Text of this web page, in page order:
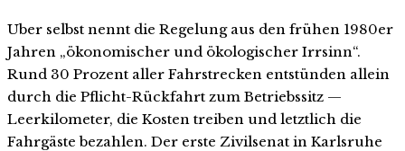
Uber selbst nennt die Regelung aus den frühen 1980er
Jahren „ökonomischer und ökologischer Irrsinn“.
Rund 30 Prozent aller Fahrstrecken entstünden allein
durch die Pflicht-Rückfahrt zum Betriebssitz —
Leerkilometer, die Kosten treiben und letztlich die
Fahrgäste bezahlen. Der erste Zivilsenat in Karlsruhe